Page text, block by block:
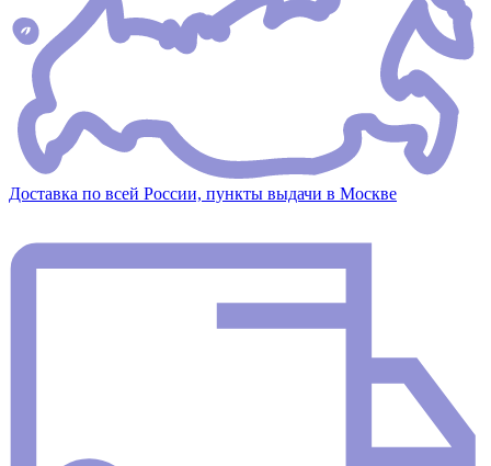
Доставка по всей России, пункты выдачи в Москве